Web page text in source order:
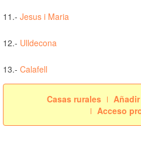
11.- Jesus i Maria
12.- Ulldecona
13.- Calafell
Casas rurales
Acceso